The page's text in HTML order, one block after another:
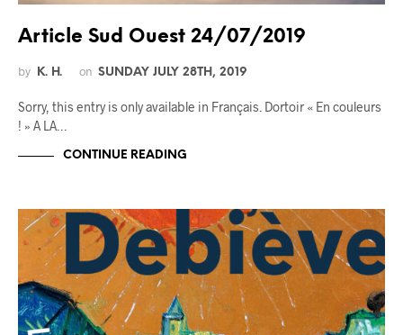
Article Sud Ouest 24/07/2019
by K. H. on SUNDAY JULY 28TH, 2019
Sorry, this entry is only available in Français. Dortoir « En couleurs
! » A LA…
CONTINUE READING